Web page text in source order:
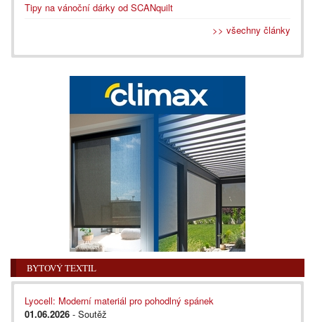
Tipy na vánoční dárky od SCANquilt
>> všechny články
BYTOVÝ TEXTIL
Lyocell: Moderní materiál pro pohodlný spánek
01.06.2026 - Soutěž